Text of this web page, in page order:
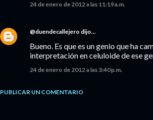
24 de enero de 2012 a las 11:19 a.m.
@duendecallejero dijo…
Bueno. Es que es un genio que ha
interpretación en celuloide de ese
24 de enero de 2012 a las 3:40 p.m.
PUBLICAR UN COMENTARIO